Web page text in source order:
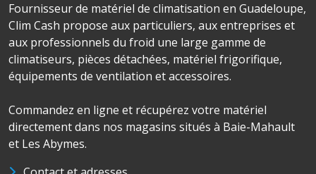
Fournisseur de matériel de climatisation en Guadeloupe,
Clim Cash propose aux particuliers, aux entreprises et
aux professionnels du froid une large gamme de
climatiseurs, pièces détachées, matériel frigorifique,
équipements de ventilation et accessoires.
Commandez en ligne et récupérez votre matériel
directement dans nos magasins situés à Baie-Mahault
et Les Abymes.